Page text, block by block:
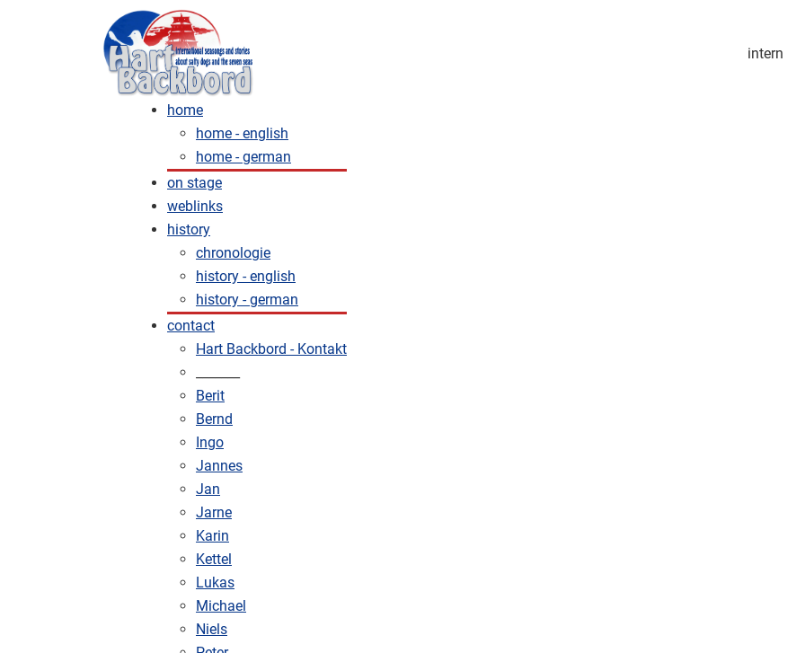
intern
home
home - english
home - german
on stage
weblinks
history
chronologie
history - english
history - german
contact
Hart Backbord - Kontakt
Berit
Bernd
Ingo
Jannes
Jan
Jarne
Karin
Kettel
Lukas
Michael
Niels